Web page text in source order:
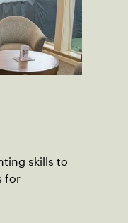
through
skills to
for